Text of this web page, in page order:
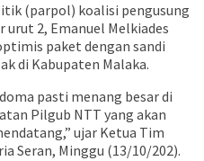
(parpol) koalisi pengusung
2, Emanuel Melkiades
paket dengan sandi
di Kabupaten Malaka.
pasti menang besar di
Pilgub NTT yang akan
ujar Ketua Tim
Seran, Minggu (13/10/202).